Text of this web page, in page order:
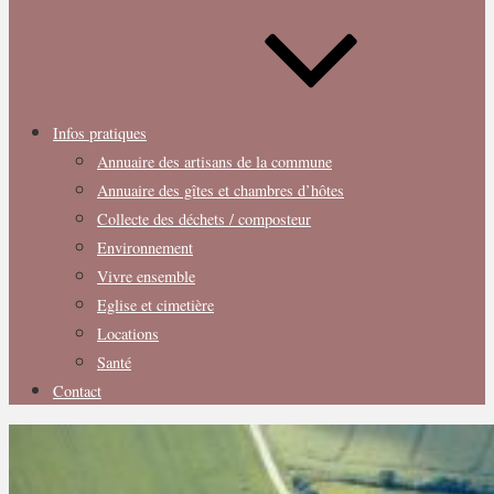
Infos pratiques
Annuaire des artisans de la commune
Annuaire des gîtes et chambres d’hôtes
Collecte des déchets / composteur
Environnement
Vivre ensemble
Eglise et cimetière
Locations
Santé
Contact